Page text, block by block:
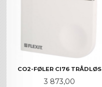
CO2-FØLER CI76 TRÅDLØS
Pris
3 873,00